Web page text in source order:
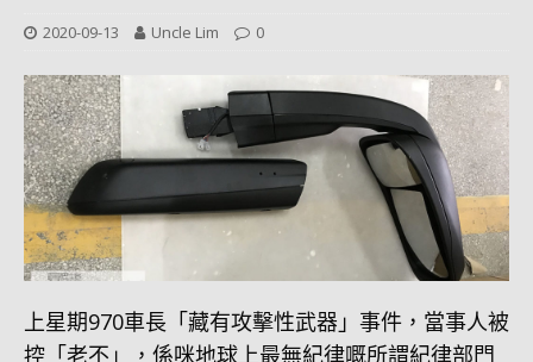
2020-09-13 Uncle Lim 0
上星期970車長「藏有攻擊性武器」事件，當事人被
控「老不」，係咪地球上最無紀律嘅所謂紀律部門